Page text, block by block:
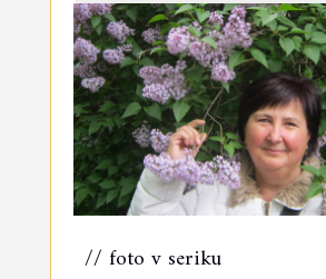
// foto v seriku